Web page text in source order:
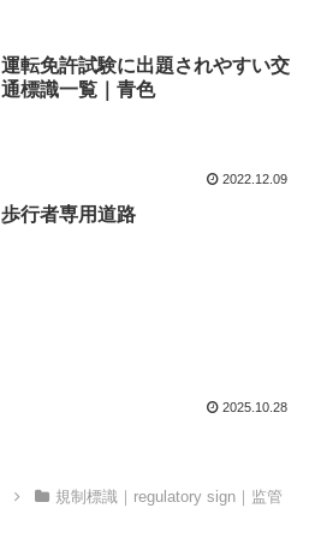
運転免許試験に出題されやすい交
通標識一覧｜青色
2022.12.09
歩行者専用道路
2025.10.28
規制標識｜regulatory sign｜监管